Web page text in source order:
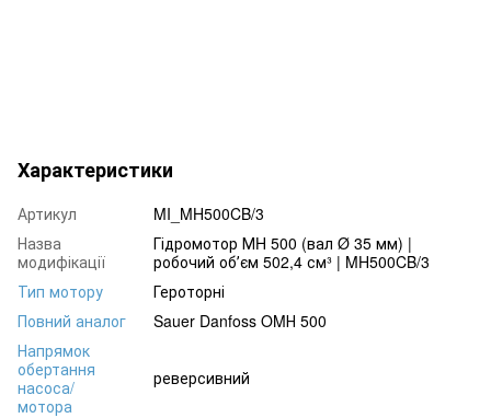
Характеристики
Артикул
MI_MH500CB/3
Назва
модифікації
Гідромотор МH 500 (вал Ø 35 мм) |
робочий обʼєм 502,4 см³ | MH500CB/3
Тип мотору
Героторні
Повний аналог
Sauer Danfoss OMН 500
Напрямок
обертання
насоса/
мотора
реверсивний